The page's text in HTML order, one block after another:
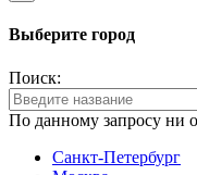
Выберите город
Поиск:
По данному запросу ни
Санкт-Петербург